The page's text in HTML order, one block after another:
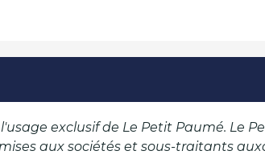
exclusif de Le Petit Paumé. Le
aux sociétés et sous-traitants